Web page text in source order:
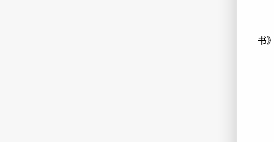
书》